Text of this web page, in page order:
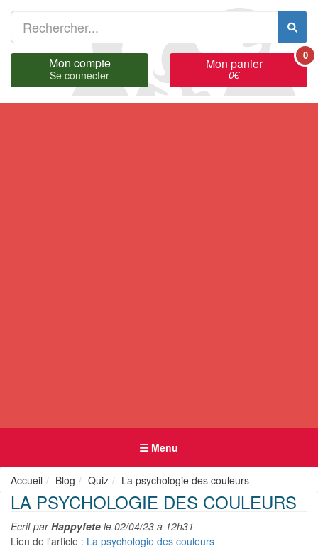
Mon compte
Se connecter
Mon panier
0€
0
Menu
Accueil Blog Quiz La psychologie des couleurs
LA PSYCHOLOGIE DES COULEURS
Ecrit parHappyfete le 02/04/23 à 12h31
Lien de l'article : La psychologie des couleurs